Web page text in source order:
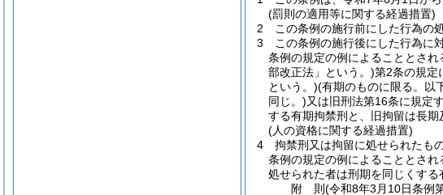
(罰則の適用等に関する経過措置)
2
この条例の施行前にした行為の
3
この条例の施行後にした行為に
条例の規定の例によることとさ
部改正法」という。)第2条の規定
という。)(有期のものに限る。以
同じ。)又は旧刑法第16条に規定
する有期拘禁刑と、旧拘留は長期
(人の資格に関する経過措置)
4
拘禁刑又は拘留に処せられたも
条例の規定の例によることとさ
処せられた者は刑期を同じくす
附 則(令和8年3月10日条例